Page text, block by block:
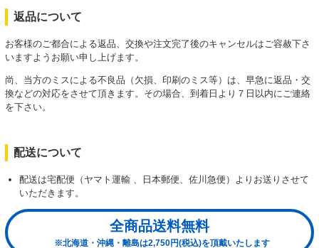
返品について
お客様のご都合による返品、交換や注文完了後のキャンセルはご容赦下さ
いますようお願い申し上げます。
尚、当方のミスによる不良品（欠損、印刷のミス等）は、早急に返品・交
換などの対応をさせて頂きます。その場合、到着日より７日以内にご連絡
を下さい。
配送について
配送は宅配便（ヤマト運輸 、日本郵便、佐川急便）よりお送りさせて
いただきます。
全商品送料無料
※北海道・沖縄・離島は2,750円(税込)を頂戴いたします